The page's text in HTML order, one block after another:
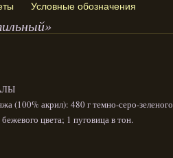
Условные обозначения
(100% акрил): 480 г темно-серо-зеленого
бежевого цвета; 1 пуговица в тон.